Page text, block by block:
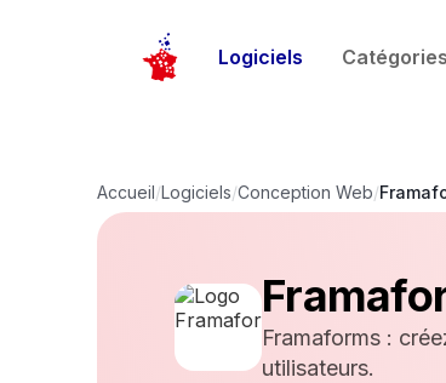
Logiciels Catégories
Accueil/Logiciels/Conception Web/
Framaforms :
utilisateurs.